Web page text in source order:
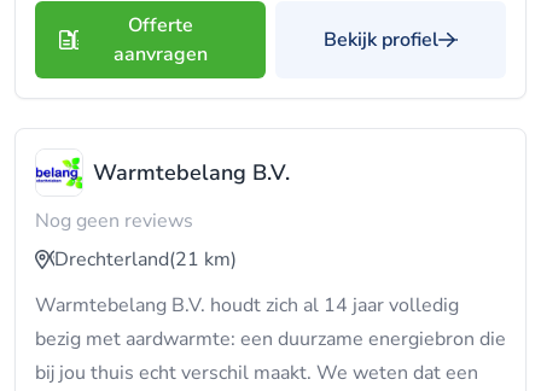
Offerte
aanvragen
Bekijk profiel
Warmtebelang B.V.
Nog geen reviews
Drechterland(21 km)
Warmtebelang B.V. houdt zich al 14 jaar volledig
bezig met aardwarmte: een duurzame energiebron die
bij jou thuis echt verschil maakt. We weten dat een